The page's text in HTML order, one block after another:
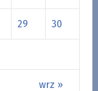
wrz »
29 30